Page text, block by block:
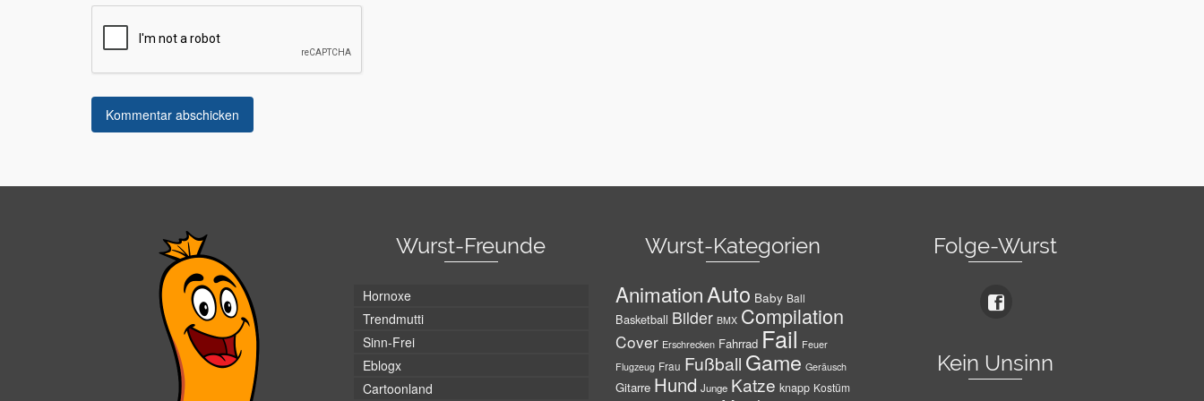
Wurst-Freunde
Hornoxe
Trendmutti
Sinn-Frei
Eblogx
Cartoonland
Wurst-Kategorien
AnimationAuto Baby Ball
Basketball Bilder BMX Compilation
Cover Erschrecken Fahrrad Fail Feuer
Flugzeug Frau Fußball Game Geräusch
Gitarre Hund Junge Katze knapp Kostüm
Folge-Wurst
Kein Unsinn